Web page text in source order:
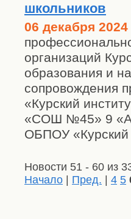
школьников
06 декабря 2024
организаций
образования и
сопровождения
«Курский
«СОШ №45» 9 «А»
ОБПОУ «Курский
Новости 51 - 60 из
Начало
Пред. 4 5